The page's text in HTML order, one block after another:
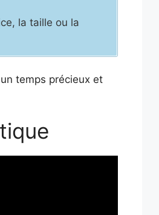
la taille ou la
temps précieux et